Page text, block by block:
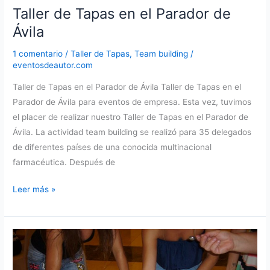
Taller de Tapas en el Parador de
Ávila
1 comentario /Taller de Tapas,Team building /
eventosdeautor.com
Taller de Tapas en el Parador de Ávila Taller de Tapas en el
Parador de Ávila para eventos de empresa. Esta vez, tuvimos
el placer de realizar nuestro Taller de Tapas en el Parador de
Ávila. La actividad team building se realizó para 35 delegados
de diferentes países de una conocida multinacional
farmacéutica. Después de
Taller
Tapas
en
Parador
Leer más »